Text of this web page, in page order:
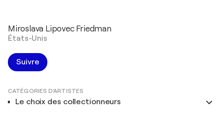
Miroslava Lipovec Friedman
États-Unis
Suivre
CATÉGORIES D'ARTISTES
Le choix des collectionneurs